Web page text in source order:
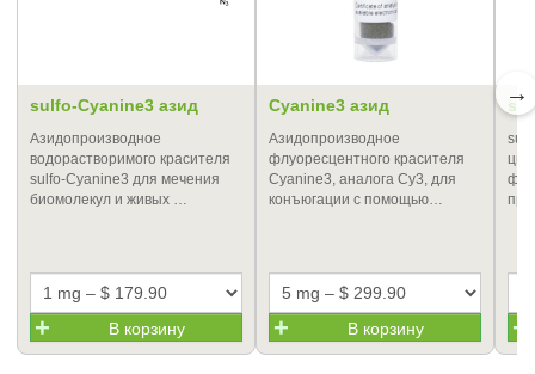
sulfo-Cyanine3 азид
Азидопроизводное
водорастворимого красителя
sulfo-Cyanine3 для мечения
биомолекул и живых …
В корзину
Cyanine3 азид
Азидопроизводное
флуоресцентного красителя
Cyanine3, аналога Cy3, для
конъюгации с помощью…
В корзину
→